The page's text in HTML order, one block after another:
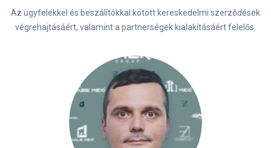
Az ügyfelekkel és beszálítókkal kötött kereskedelmi szerződések
végrehajtásáért, valamint a partnerségek kialakításáért felelős.